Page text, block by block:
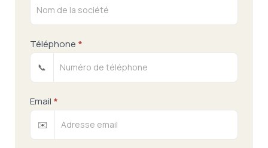
Téléphone *
📞
Email *
✉️